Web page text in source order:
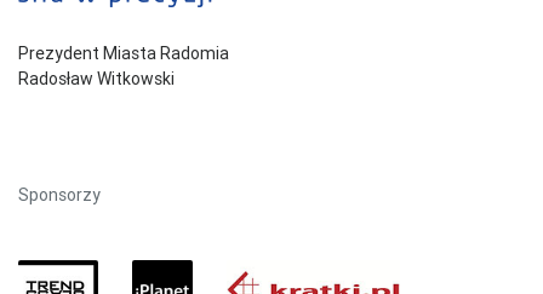
Prezydent Miasta Radomia
Radosław Witkowski
Sponsorzy